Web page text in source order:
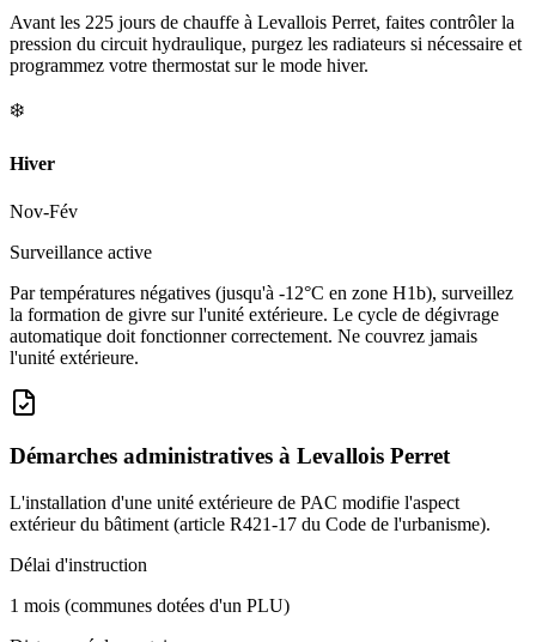
Avant les 225 jours de chauffe à Levallois Perret, faites contrôler la
pression du circuit hydraulique, purgez les radiateurs si nécessaire et
programmez votre thermostat sur le mode hiver.
❄️
Hiver
Nov-Fév
Surveillance active
Par températures négatives (jusqu'à -12°C en zone H1b), surveillez
la formation de givre sur l'unité extérieure. Le cycle de dégivrage
automatique doit fonctionner correctement. Ne couvrez jamais
l'unité extérieure.
Démarches administratives à Levallois Perret
L'installation d'une unité extérieure de PAC modifie l'aspect
extérieur du bâtiment (article R421-17 du Code de l'urbanisme).
Délai d'instruction
1 mois (communes dotées d'un PLU)